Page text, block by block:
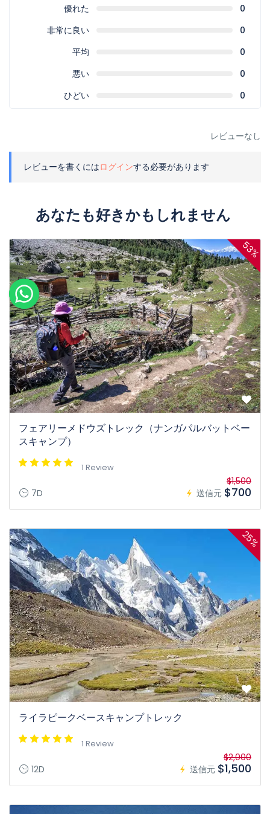
優れた
0
非常に良い
0
平均
0
悪い
0
ひどい
0
レビューなし
レビューを書くにはログインする必要があります
あなたも好きかもしれません
53%
フェアリーメドウズトレック（ナンガパルバットベー
スキャンプ）
1 Review
7D 送信元
$1,500
$700
25%
ライラピークベースキャンプトレック
1 Review
12D 送信元
$2,000
$1,500